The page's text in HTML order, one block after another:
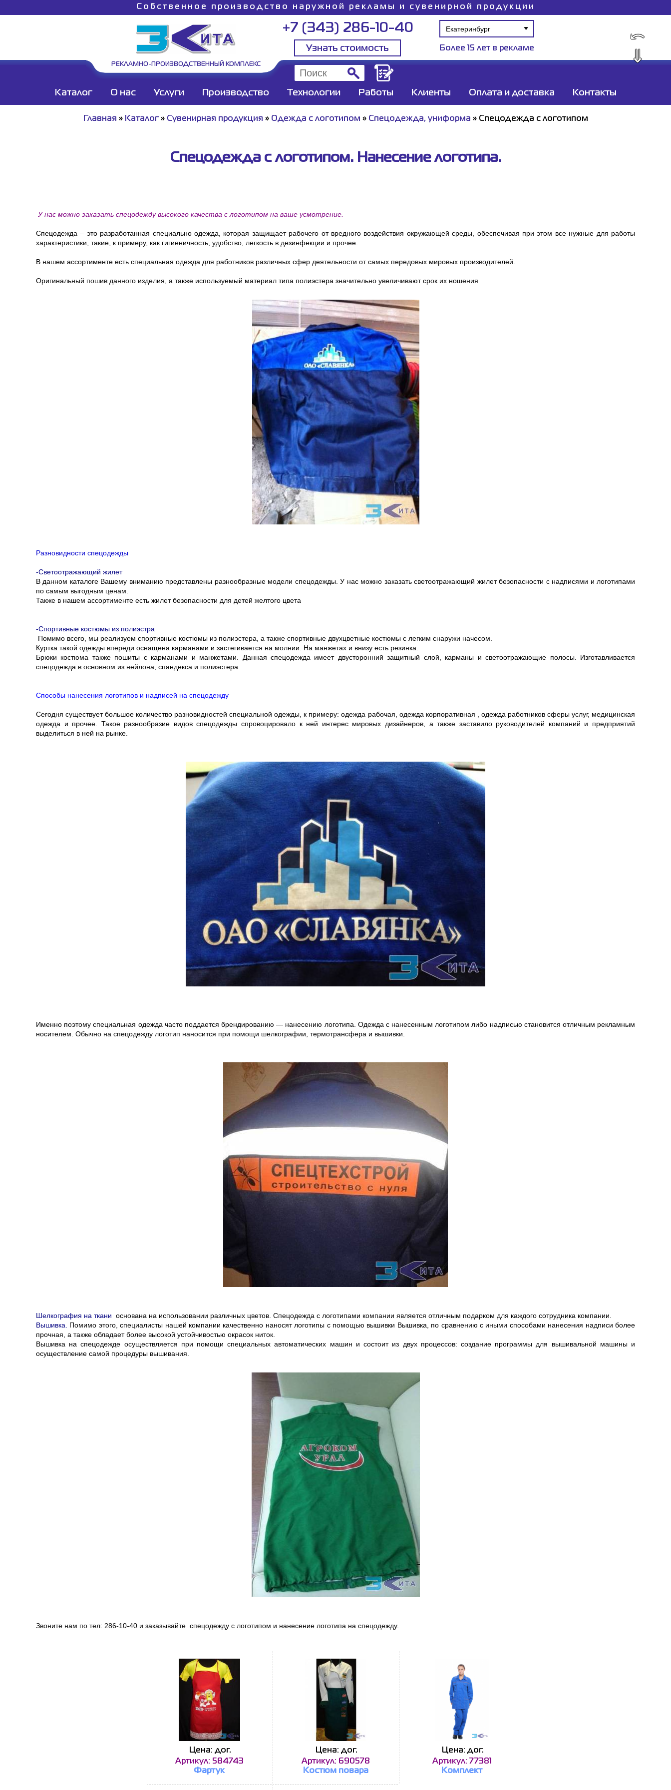
⇓
⤺
Собственное производство наружной рекламы и сувенирной продукции
РЕКЛАМНО-ПРОИЗВОДСТВЕННЫЙ КОМПЛЕКС
+7 (343) 286-10-40
Узнать стоимость Более 15 лет в рекламе
Каталог О нас Услуги Производство Технологии Работы Клиенты Оплата и доставка Контакты
Главная » Каталог» Сувенирная продукция » Одежда с логотипом » Спецодежда, униформа » Спецодежда с логотипом
Спецодежда с логотипом. Нанесение логотипа.
У нас можно заказать спецодежду высокого качества с логотипом на ваше усмотрение.
Спецодежда – это разработанная специально одежда, которая защищает рабочего от вредного воздействия окружающей среды, обеспечивая при этом все нужные для работы
характеристики, такие, к примеру, как гигиеничность, удобство, легкость в дезинфекции и прочее.
В нашем ассортименте есть специальная одежда для работников различных сфер деятельности от самых передовых мировых производителей.
Оригинальный пошив данного изделия, а также используемый материал типа полиэстера значительно увеличивают срок их ношения
Разновидности спецодежды
-Светоотражающий жилет
В данном каталоге Вашему вниманию представлены разнообразные модели спецодежды. У нас можно заказать светоотражающий жилет безопасности с надписями и логотипами
по самым выгодным ценам.
Также в нашем ассортименте есть жилет безопасности для детей желтого цвета
-Спортивные костюмы из полиэстра
Помимо всего, мы реализуем спортивные костюмы из полиэстера, а также спортивные двухцветные костюмы с легким снаружи начесом.
Куртка такой одежды впереди оснащена карманами и застегивается на молнии. На манжетах и внизу есть резинка.
Брюки костюма также пошиты с карманами и манжетами. Данная спецодежда имеет двусторонний защитный слой, карманы и светоотражающие полосы. Изготавливается
спецодежда в основном из нейлона, спандекса и полиэстера.
Способы нанесения логотипов и надписей на спецодежду
Сегодня существует большое количество разновидностей специальной одежды, к примеру: одежда рабочая, одежда корпоративная , одежда работников сферы услуг, медицинская
одежда и прочее. Такое разнообразие видов спецодежды спровоцировало к ней интерес мировых дизайнеров, а также заставило руководителей компаний и предприятий
выделиться в ней на рынке.
Именно поэтому специальная одежда часто поддается брендированию — нанесению логотипа. Одежда с нанесенным логотипом либо надписью становится отличным рекламным
носителем. Обычно на спецодежду логотип наносится при помощи шелкографии, термотрансфера и вышивки.
Шелкография на ткани основана на использовании различных цветов. Спецодежда с логотипами компании является отличным подарком для каждого сотрудника компании.
Вышивка.
Помимо этого, специалисты нашей компании качественно наносят логотипы с помощью вышивки Вышивка, по сравнению с иными способами нанесения надписи более
прочная, а также обладает более высокой устойчивостью окрасок ниток.
Вышивка на спецодежде осуществляется при помощи специальных автоматических машин и состоит из двух процессов: создание программы для вышивальной машины и
осуществление самой процедуры вышивания.
Звоните нам по тел: 286-10-40 и заказывайте спецодежду с логотипом и нанесение логотипа на спецодежду.
Цена: дог.
Артикул: 584743
Фартук
Цена: дог.
Артикул: 690578
Костюм повара
Цена: дог.
Артикул: 77381
Комплект